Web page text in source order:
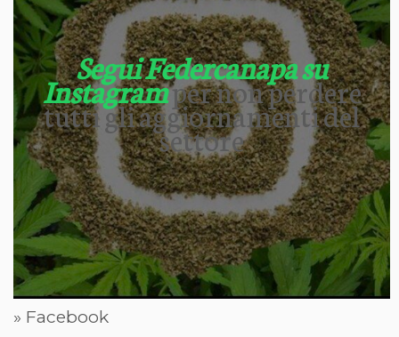
Segui Federcanapa su
Instagramper non perdere
tutti gli aggiornamenti del
settore
» Facebook